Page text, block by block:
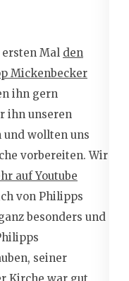
Mal den
Mickenbecker
ihn gern
ihn unseren
und wollten uns
vorbereiten. Wir
auf Youtube
von Philipps
besonders und
seiner
Kirche war gut